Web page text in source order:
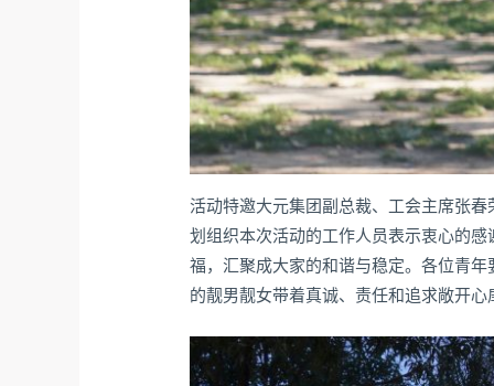
活动特邀大元集团副总裁、工会主席张
划组织本次活动的工作人员表示衷心的
福，汇聚成大家的和谐与稳定。各位青
的靓男靓女带着真诚、责任和追求敞开